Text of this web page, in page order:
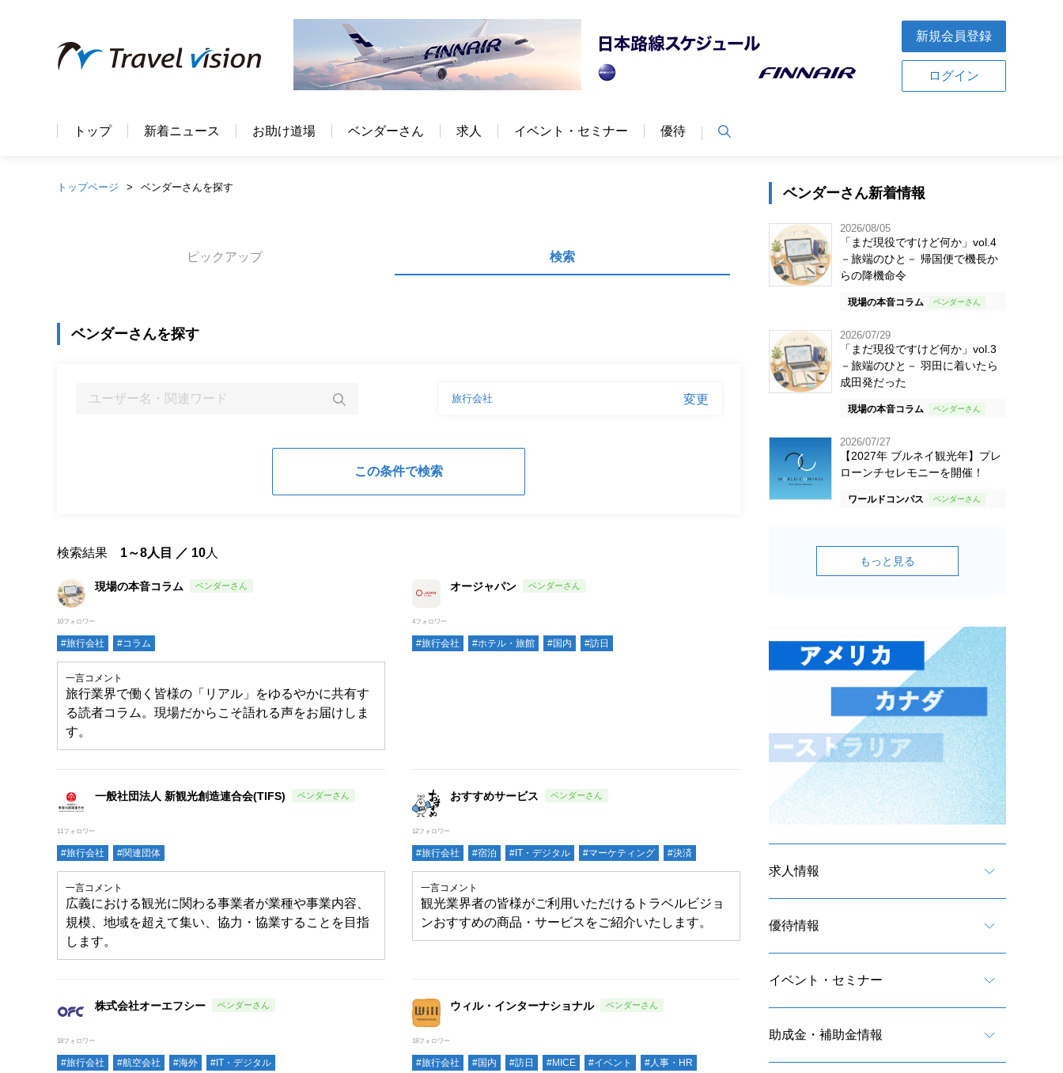
新規会員登録
ログイン
トップ 新着ニュース お助け道場 ベンダーさん 求人 イベント・セミナー 優待
トップページ ベンダーさんを探す
ピックアップ 検索
ベンダーさんを探す
検索結果 1～8人目 ／ 10人
現場の本音コラム
10フォロワー
#旅行会社 #コラム
一言コメント
旅行業界で働く皆様の「リアル」をゆるやかに共有す
る読者コラム。現場だからこそ語れる声をお届けしま
す。
オージャパン
4フォロワー
#旅行会社 #ホテル・旅館 #国内 #訪日
一般社団法人 新観光創造連合会(TIFS)
11フォロワー
#旅行会社 #関連団体
一言コメント
広義における観光に関わる事業者が業種や事業内容、
規模、地域を超えて集い、協力・協業することを目指
します。
おすすめサービス
12フォロワー
#旅行会社 #宿泊 #IT・デジタル #マーケティング #決済
一言コメント
観光業界者の皆様がご利用いただけるトラベルビジョ
ンおすすめの商品・サービスをご紹介いたします。
株式会社オーエフシー
18フォロワー
#旅行会社 #航空会社 #海外 #IT・デジタル
ウィル・インターナショナル
18フォロワー
#旅行会社 #国内 #訪日 #MICE #イベント #人事・HR
ベンダーさん新着情報
2026/08/05
「まだ現役ですけど何か」vol.4
－旅端のひと－ 帰国便で機長か
らの降機命令
現場の本音コラム
2026/07/29
「まだ現役ですけど何か」vol.3
－旅端のひと－ 羽田に着いたら
成田発だった
現場の本音コラム
2026/07/27
【2027年 ブルネイ観光年】プレ
ローンチセレモニーを開催！
ワールドコンパス
もっと見る
求人情報
優待情報
イベント・セミナー
助成金・補助金情報